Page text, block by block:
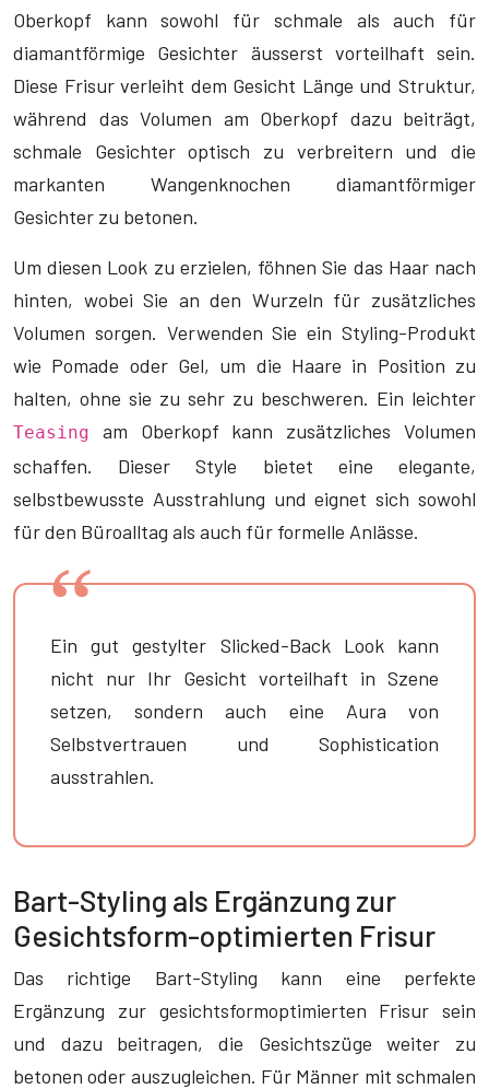
Oberkopf kann sowohl für schmale als auch für
diamantförmige Gesichter äusserst vorteilhaft sein.
Diese Frisur verleiht dem Gesicht Länge und Struktur,
während das Volumen am Oberkopf dazu beiträgt,
schmale Gesichter optisch zu verbreitern und die
markanten Wangenknochen diamantförmiger
Gesichter zu betonen.
Um diesen Look zu erzielen, föhnen Sie das Haar nach
hinten, wobei Sie an den Wurzeln für zusätzliches
Volumen sorgen. Verwenden Sie ein Styling-Produkt
wie Pomade oder Gel, um die Haare in Position zu
halten, ohne sie zu sehr zu beschweren. Ein leichter
Teasing
am Oberkopf kann zusätzliches Volumen
schaffen. Dieser Style bietet eine elegante,
selbstbewusste Ausstrahlung und eignet sich sowohl
für den Büroalltag als auch für formelle Anlässe.
Ein gut gestylter Slicked-Back Look kann
nicht nur Ihr Gesicht vorteilhaft in Szene
setzen, sondern auch eine Aura von
Selbstvertrauen und Sophistication
ausstrahlen.
Bart-Styling als Ergänzung zur
Gesichtsform-optimierten Frisur
Das richtige Bart-Styling kann eine perfekte
Ergänzung zur gesichtsformoptimierten Frisur sein
und dazu beitragen, die Gesichtszüge weiter zu
betonen oder auszugleichen. Für Männer mit schmalen